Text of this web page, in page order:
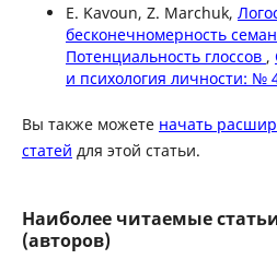
E. Kavoun, Z. Marchuk,
бесконечномерность
Потенциальность глоссов ,
и психология личности: №
Вы также можете начать
статей для этой статьи.
Наиболее читаемые
(авторов)